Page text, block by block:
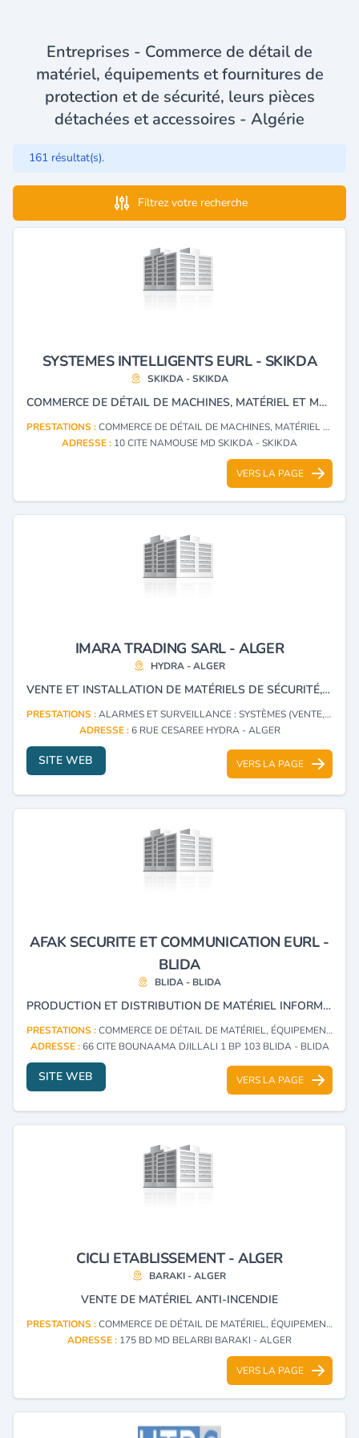
Entreprises - Commerce de détail de
matériel, équipements et fournitures de
protection et de sécurité, leurs pièces
détachées et accessoires - Algérie
161 résultat(s).
Filtrez votre recherche
SYSTEMES INTELLIGENTS EURL - SKIKDA
SKIKDA - SKIKDA
COMMERCE DE DÉTAIL DE MACHINES, MATÉRIEL ET MOBILIER DE BUREAU ET DE MATÉRIELS DE SÉCURITÉ
PRESTATIONS :COMMERCE DE DÉTAIL DE MACHINES, MATÉRIEL ET MOBILIER DE BUREAU
ADRESSE : 10 CITE NAMOUSE MD SKIKDA - SKIKDA
VERS LA PAGE
IMARA TRADING SARL - ALGER
HYDRA - ALGER
VENTE ET INSTALLATION DE MATÉRIELS DE SÉCURITÉ, GANT ,CASQUE ,VÊTEMENTS PROFESSIONNELS , EXTINCTEURS, SYSTÈMES D'ALARMES , SÉCURITÉ ,MATÉRIELS INCENDIE
PRESTATIONS :ALARMES ET SURVEILLANCE : SYSTÈMES (VENTE, INSTALLATION)
ADRESSE :6 RUE CESAREE HYDRA - ALGER
SITE WEB VERS LA PAGE
AFAK SECURITE ET COMMUNICATION EURL -
BLIDA
BLIDA - BLIDA
PRODUCTION ET DISTRIBUTION DE MATÉRIEL INFORMATIQUE, INTÉGRATION INFORMATIQUE.
PRESTATIONS :COMMERCE DE DÉTAIL DE MATÉRIEL, ÉQUIPEMENTS ET FOURNITURES DE PROTECTION ET DE SÉCURITÉ, LEURS PIÈCES DÉTACHÉES ET ACCESSOIRES
ADRESSE :66 CITE BOUNAAMA DJILLALI 1 BP 103 BLIDA - BLIDA
SITE WEB VERS LA PAGE
CICLI ETABLISSEMENT - ALGER
BARAKI - ALGER
VENTE DE MATÉRIEL ANTI-INCENDIE
PRESTATIONS :COMMERCE DE DÉTAIL DE MATÉRIEL, ÉQUIPEMENTS ET FOURNITURES DE PROTECTION ET DE SÉCURITÉ, LEURS PIÈCES DÉTACHÉES ET ACCESSOIRES
ADRESSE : 175 BD MD BELARBI BARAKI - ALGER
VERS LA PAGE